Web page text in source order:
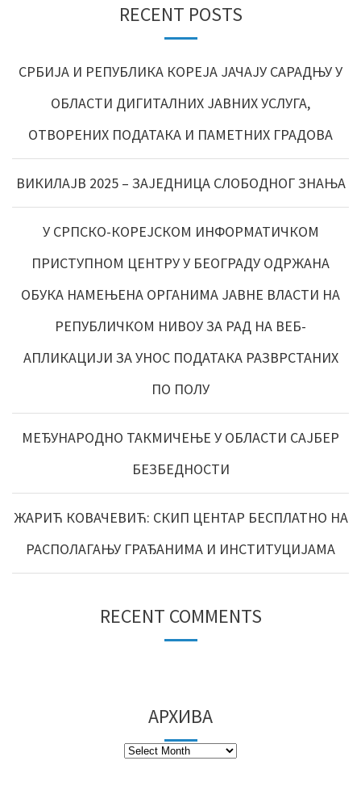
RECENT POSTS
СРБИЈА И РЕПУБЛИКА КОРЕЈА ЈАЧАЈУ САРАДЊУ У
ОБЛАСТИ ДИГИТАЛНИХ ЈАВНИХ УСЛУГА,
ОТВОРЕНИХ ПОДАТАКА И ПАМЕТНИХ ГРАДОВА
ВИКИЛАЈВ 2025 – ЗАЈЕДНИЦА СЛОБОДНОГ ЗНАЊА
У СРПСКО-КОРЕЈСКОМ ИНФОРМАТИЧКОМ
ПРИСТУПНОМ ЦЕНТРУ У БЕОГРАДУ ОДРЖАНА
ОБУКА НАМЕЊЕНА ОРГАНИМА ЈАВНЕ ВЛАСТИ НА
РЕПУБЛИЧКОМ НИВОУ ЗА РАД НА ВЕБ-
АПЛИКАЦИЈИ ЗА УНОС ПОДАТАКА РАЗВРСТАНИХ
ПО ПОЛУ
МЕЂУНАРОДНО ТАКМИЧЕЊЕ У ОБЛАСТИ САЈБЕР
БЕЗБЕДНОСТИ
ЖАРИЋ КОВАЧЕВИЋ: СКИП ЦЕНТАР БЕСПЛАТНО НА
РАСПОЛАГАЊУ ГРАЂАНИМА И ИНСТИТУЦИЈАМА
RECENT COMMENTS
АРХИВА